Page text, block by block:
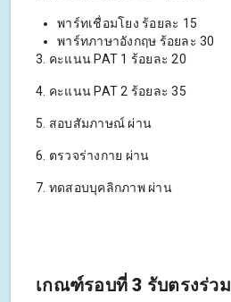
พาร์ทเชื่อมโยง ร้อยละ 15
พาร์ทภาษาอังกฤษ ร้อยละ 30
3. คะแนน PAT 1 ร้อยละ 20
4. คะแนน PAT 2 ร้อยละ 35
5. สอบสัมภาษณ์ ผ่าน
6. ตรวจร่างกาย ผ่าน
7. ทดสอบบุคลิกภาพ ผ่าน
เกณฑ์รอบที่ 3 รับตรงร่วม